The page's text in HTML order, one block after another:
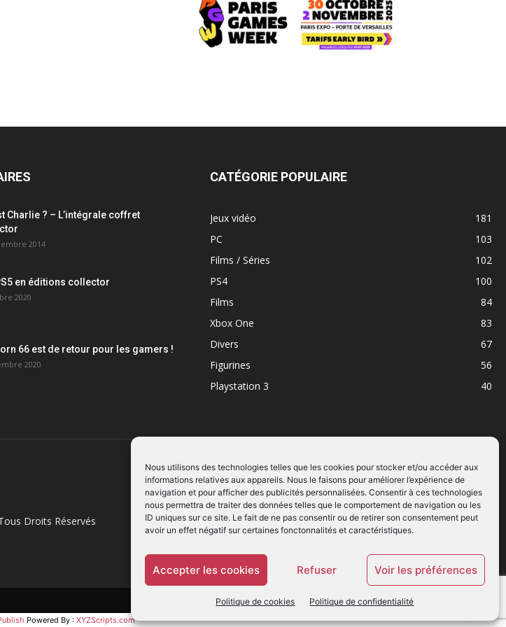
Nous utilisons des technologies telles que les cookies pour stocker et/ou accéder aux
informations relatives aux appareils. Nous le faisons pour améliorer l’expérience de
navigation et pour afficher des publicités personnalisées. Consentir à ces technologies
nous permettra de traiter des données telles que le comportement de navigation ou les
ID uniques sur ce site. Le fait de ne pas consentir ou de retirer son consentement peut
avoir un effet négatif sur certaines fonctonnalités et caractéristiques.
Accepter les cookies Refuser Voir les préférences
Politique de cookies Politique de confidentialité
Charlie ? – L’intégrale coffret
2014
en éditions collector
2020
66 est de retour pour les gamers !
2020
CATÉGORIE POPULAIRE
Jeux vidéo
181
PC
103
Films / Séries
102
PS4
100
Films
84
Xbox One
83
Divers
67
Figurines
56
Playstation 3
40
Droits Réservés
SUIVEZ NOUS
Powered By : XYZScripts.com